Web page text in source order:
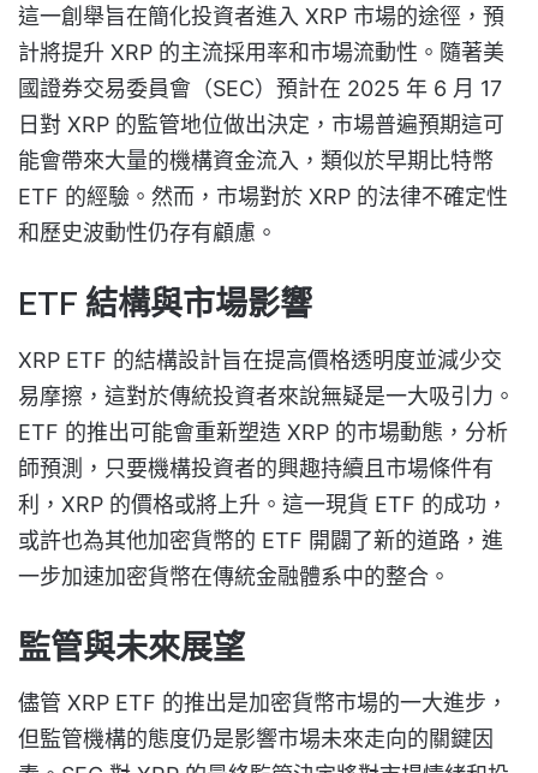
這一創舉旨在簡化投資者進入 XRP 市場的途徑，預
計將提升 XRP 的主流採用率和市場流動性。隨著美
國證券交易委員會（SEC）預計在 2025 年 6 月 17
日對 XRP 的監管地位做出決定，市場普遍預期這可
能會帶來大量的機構資金流入，類似於早期比特幣
ETF 的經驗。然而，市場對於 XRP 的法律不確定性
和歷史波動性仍存有顧慮。
ETF 結構與市場影響
XRP ETF 的結構設計旨在提高價格透明度並減少交
易摩擦，這對於傳統投資者來說無疑是一大吸引力。
ETF 的推出可能會重新塑造 XRP 的市場動態，分析
師預測，只要機構投資者的興趣持續且市場條件有
利，XRP 的價格或將上升。這一現貨 ETF 的成功，
或許也為其他加密貨幣的 ETF 開闢了新的道路，進
一步加速加密貨幣在傳統金融體系中的整合。
監管與未來展望
儘管 XRP ETF 的推出是加密貨幣市場的一大進步，
但監管機構的態度仍是影響市場未來走向的關鍵因